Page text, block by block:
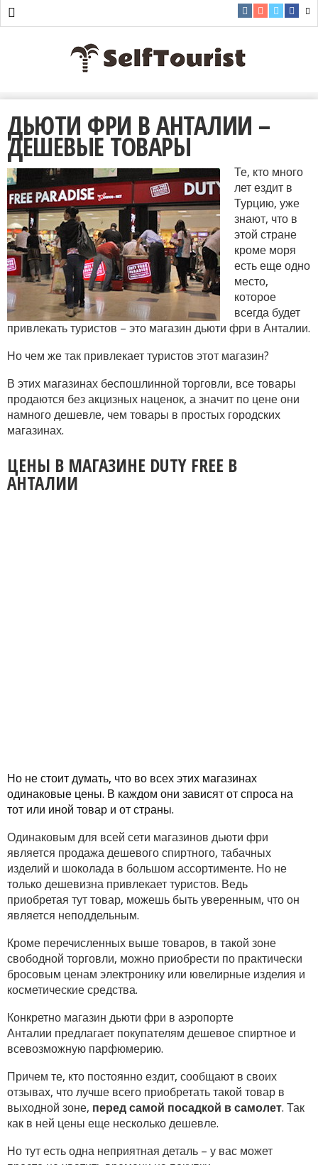
ДЬЮТИ ФРИ В АНТАЛИИ –
ДЕШЕВЫЕ ТОВАРЫ
Те, кто много
лет ездит в
Турцию, уже
знают, что в
этой стране
кроме моря
есть еще одно
место,
которое
всегда будет
привлекать туристов – это магазин дьюти фри в Анталии.
Но чем же так привлекает туристов этот магазин?
В этих магазинах беспошлинной торговли, все товары
продаются без акцизных наценок, а значит по цене они
намного дешевле, чем товары в простых городских
магазинах.
ЦЕНЫ В МАГАЗИНЕ DUTY FREE В
АНТАЛИИ
Но не стоит думать, что во всех этих магазинах
одинаковые цены. В каждом они зависят от спроса на
тот или иной товар и от страны.
Одинаковым для всей сети магазинов дьюти фри
является продажа дешевого спиртного, табачных
изделий и шоколада в большом ассортименте. Но не
только дешевизна привлекает туристов. Ведь
приобретая тут товар, можешь быть уверенным, что он
является неподдельным.
Кроме перечисленных выше товаров, в такой зоне
свободной торговли, можно приобрести по практически
бросовым ценам электронику или ювелирные изделия и
косметические средства.
Конкретно магазин дьюти фри в аэропорте
Анталии предлагает покупателям дешевое спиртное и
всевозможную парфюмерию.
Причем те, кто постоянно ездит, сообщают в своих
отзывах, что лучше всего приобретать такой товар в
выходной зоне, перед самой посадкой в самолет. Так
как в ней цены еще несколько дешевле.
Но тут есть одна неприятная деталь – у вас может